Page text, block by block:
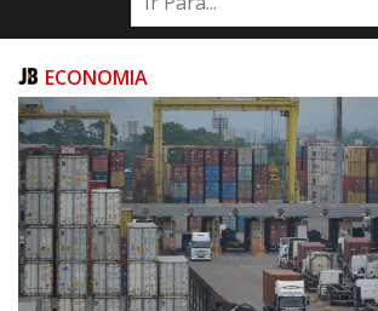
NOTÍCIAS
PUBLICAÇÕES LEGAIS
CONTATO
ECONOMIA